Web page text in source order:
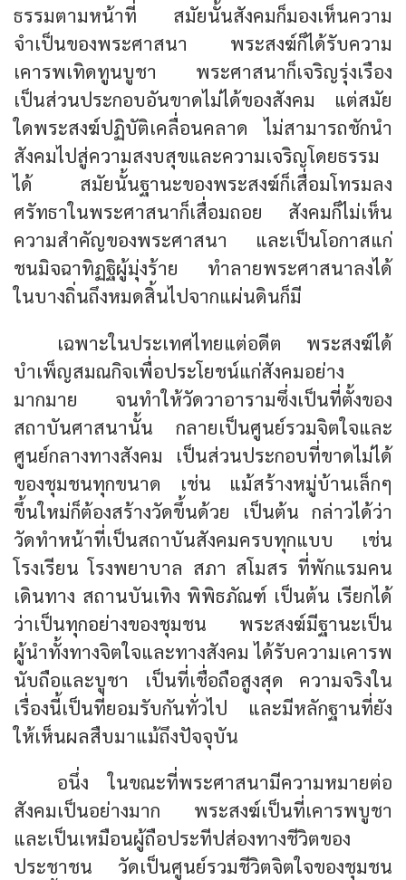
ธรรมตามหน้าที่ สมัยนั้นสังคมก็มองเห็นความ
จำเป็นของพระศาสนา พระสงฆ์ก็ได้รับความ
เคารพเทิดทูนบูชา พระศาสนาก็เจริญรุ่งเรือง
เป็นส่วนประกอบอันขาดไม่ได้ของสังคม แต่สมัย
ใดพระสงฆ์ปฏิบัติเคลื่อนคลาด ไม่สามารถชักนำ
สังคมไปสู่ความสงบสุขและความเจริญโดยธรรม
ได้ สมัยนั้นฐานะของพระสงฆ์ก็เสื่อมโทรมลง
ศรัทธาในพระศาสนาก็เสื่อมถอย สังคมก็ไม่เห็น
ความสำคัญของพระศาสนา และเป็นโอกาสแก่
ชนมิจฉาทิฏฐิผู้มุ่งร้าย ทำลายพระศาสนาลงได้
ในบางถิ่นถึงหมดสิ้นไปจากแผ่นดินก็มี
เฉพาะในประเทศไทยแต่อดีต พระสงฆ์ได้
บำเพ็ญสมณกิจเพื่อประโยชน์แก่สังคมอย่าง
มากมาย จนทำให้วัดวาอารามซึ่งเป็นที่ตั้งของ
สถาบันศาสนานั้น กลายเป็นศูนย์รวมจิตใจและ
ศูนย์กลางทางสังคม เป็นส่วนประกอบที่ขาดไม่ได้
ของชุมชนทุกขนาด เช่น แม้สร้างหมู่บ้านเล็กๆ
ขึ้นใหม่ก็ต้องสร้างวัดขึ้นด้วย เป็นต้น กล่าวได้ว่า
วัดทำหน้าที่เป็นสถาบันสังคมครบทุกแบบ เช่น
โรงเรียน โรงพยาบาล สภา สโมสร ที่พักแรมคน
เดินทาง สถานบันเทิง พิพิธภัณฑ์ เป็นต้น เรียกได้
ว่าเป็นทุกอย่างของชุมชน พระสงฆ์มีฐานะเป็น
ผู้นำทั้งทางจิตใจและทางสังคม ได้รับความเคารพ
นับถือและบูชา เป็นที่เชื่อถือสูงสุด ความจริงใน
เรื่องนี้เป็นที่ยอมรับกันทั่วไป และมีหลักฐานที่ยัง
ให้เห็นผลสืบมาแม้ถึงปัจจุบัน
อนึ่ง ในขณะที่พระศาสนามีความหมายต่อ
สังคมเป็นอย่างมาก พระสงฆ์เป็นที่เคารพบูชา
และเป็นเหมือนผู้ถือประทีปส่องทางชีวิตของ
ประชาชน วัดเป็นศูนย์รวมชีวิตจิตใจของชุมชน